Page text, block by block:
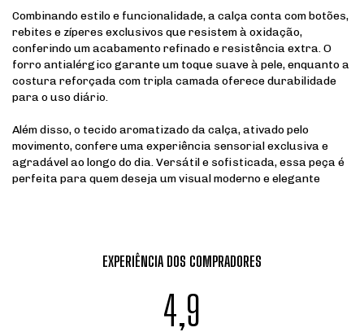
Combinando estilo e funcionalidade, a calça conta com botões,
rebites e zíperes exclusivos que resistem à oxidação,
conferindo um acabamento refinado e resistência extra. O
forro antialérgico garante um toque suave à pele, enquanto a
costura reforçada com tripla camada oferece durabilidade
para o uso diário.
Além disso, o tecido aromatizado da calça, ativado pelo
movimento, confere uma experiência sensorial exclusiva e
agradável ao longo do dia. Versátil e sofisticada, essa peça é
perfeita para quem deseja um visual moderno e elegante
EXPERIÊNCIA DOS COMPRADORES
4,9